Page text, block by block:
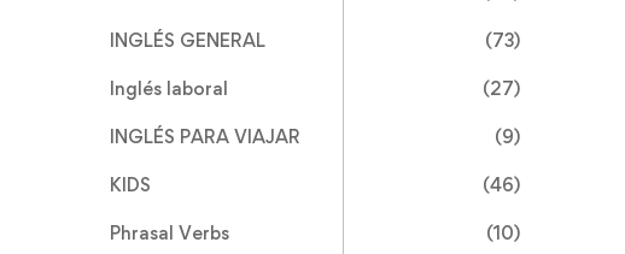
INGLÉS GENERAL (73)
Inglés laboral (27)
INGLÉS PARA VIAJAR (9)
KIDS (46)
Phrasal Verbs (10)